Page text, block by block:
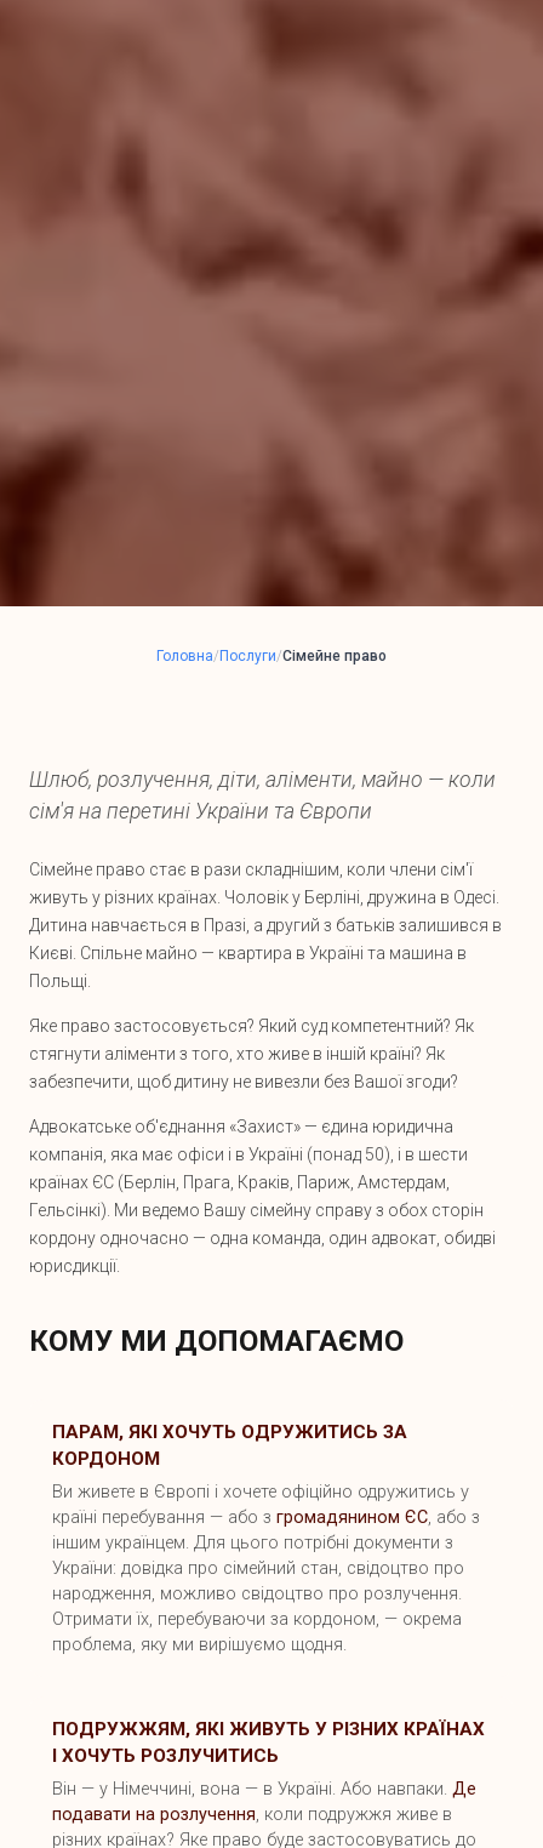
Головна/Послуги/Сімейне право
Шлюб, розлучення, діти, аліменти, майно — коли
сім'я на перетині України та Європи
Сімейне право стає в рази складнішим, коли члени сім'ї
живуть у різних країнах. Чоловік у Берліні, дружина в Одесі.
Дитина навчається в Празі, а другий з батьків залишився в
Києві. Спільне майно — квартира в Україні та машина в
Польщі.
Яке право застосовується? Який суд компетентний? Як
стягнути аліменти з того, хто живе в іншій країні? Як
забезпечити, щоб дитину не вивезли без Вашої згоди?
Адвокатське об'єднання «Захист» — єдина юридична
компанія, яка має офіси і в Україні (понад 50), і в шести
країнах ЄС (Берлін, Прага, Краків, Париж, Амстердам,
Гельсінкі). Ми ведемо Вашу сімейну справу з обох сторін
кордону одночасно — одна команда, один адвокат, обидві
юрисдикції.
КОМУ МИ ДОПОМАГАЄМО
ПАРАМ, ЯКІ ХОЧУТЬ ОДРУЖИТИСЬ ЗА
КОРДОНОМ
Ви живете в Європі і хочете офіційно одружитись у
країні перебування — або згромадянином ЄС, або з
іншим українцем. Для цього потрібні документи з
України: довідка про сімейний стан, свідоцтво про
народження, можливо свідоцтво про розлучення.
Отримати їх, перебуваючи за кордоном, — окрема
проблема, яку ми вирішуємо щодня.
ПОДРУЖЖЯМ, ЯКІ ЖИВУТЬ У РІЗНИХ КРАЇНАХ
І ХОЧУТЬ РОЗЛУЧИТИСЬ
Він — у Німеччині, вона — в Україні. Або навпаки.Де
подавати на розлучення, коли подружжя живе в
різних країнах? Яке право буде застосовуватись до